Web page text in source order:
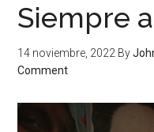
Siempre
14 noviembre, 2022 By
Comment